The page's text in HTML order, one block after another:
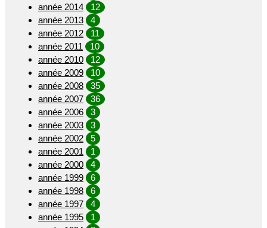
année 2014
12
année 2013
4
année 2012
11
année 2011
10
année 2010
12
année 2009
10
année 2008
35
année 2007
36
année 2006
3
année 2003
3
année 2002
5
année 2001
1
année 2000
4
année 1999
6
année 1998
6
année 1997
4
année 1995
1